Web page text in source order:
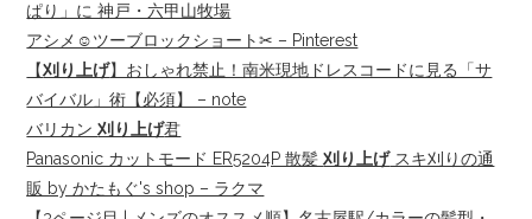
ぱり」に 神戸・六甲山牧場
アシメ☺︎ツーブロックショート✂︎ – Pinterest
【刈り上げ】おしゃれ禁止！南米現地ドレスコードに見る「サ
バイバル」術【必須】 – note
バリカン刈り上げ君
Panasonic カットモード ER5204P 散髪刈り上げスキ刈りの通
販 by かたもぐ's shop – ラクマ